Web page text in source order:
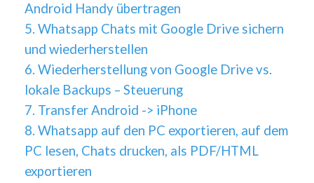
Android Handy übertragen
5. Whatsapp Chats mit Google Drive sichern
und wiederherstellen
6. Wiederherstellung von Google Drive vs.
lokale Backups – Steuerung
7. Transfer Android -> iPhone
8. Whatsapp auf den PC exportieren, auf dem
PC lesen, Chats drucken, als PDF/HTML
exportieren